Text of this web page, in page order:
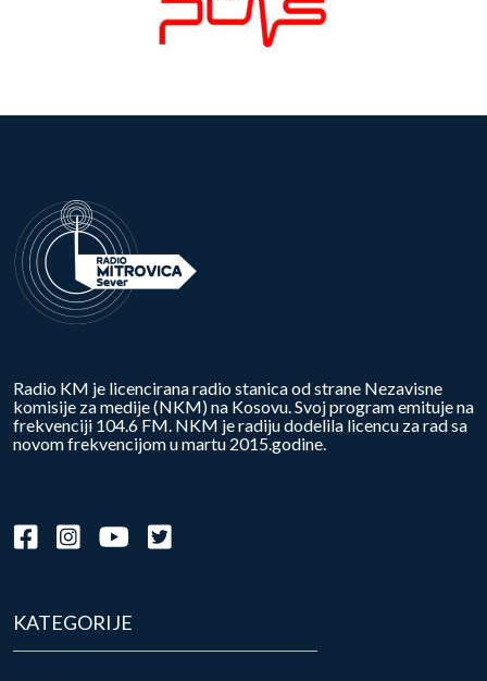
Radio KM je licencirana radio stanica od strane Nezavisne
komisije za medije (NKM) na Kosovu. Svoj program emituje na
frekvenciji 104.6 FM. NKM je radiju dodelila licencu za rad sa
novom frekvencijom u martu 2015.godine.
KATEGORIJE